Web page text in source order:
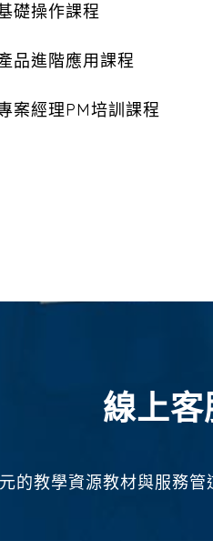
礎操作課程
品進階應用課程
案經理PM培訓課程
線上
的教學資源教材與服務